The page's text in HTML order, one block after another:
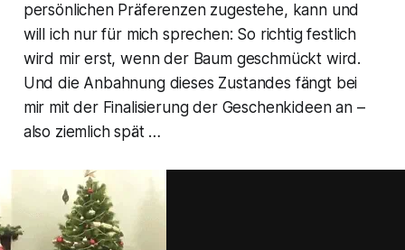
persönlichen Präferenzen zugestehe, kann und
will ich nur für mich sprechen: So richtig festlich
wird mir erst, wenn der Baum geschmückt wird.
Und die Anbahnung dieses Zustandes fängt bei
mir mit der Finalisierung der Geschenkideen an –
also ziemlich spät …